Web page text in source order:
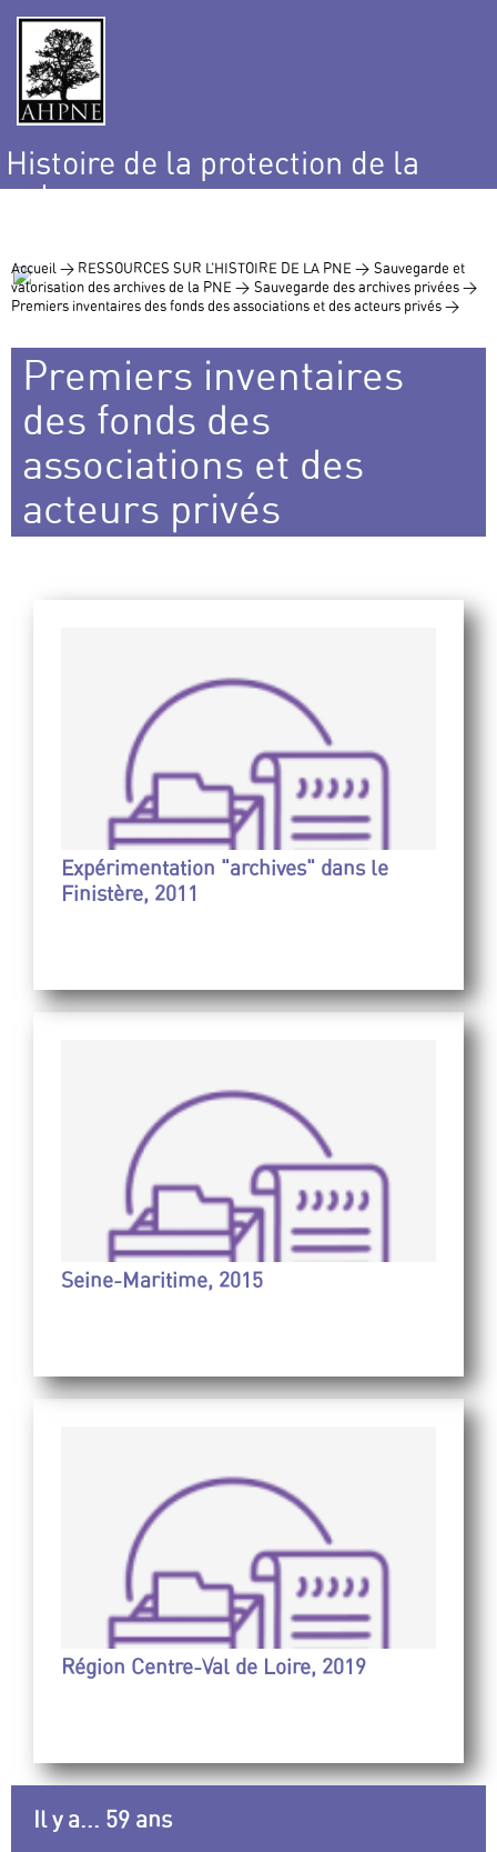
Histoire de la protection de la
nature
Accueil > RESSOURCES SUR L’HISTOIRE DE LA PNE > Sauvegarde et
valorisation des archives de la PNE > Sauvegarde des archives privées >
Premiers inventaires des fonds des associations et des acteurs privés >
Premiers inventaires
des fonds des
associations et des
acteurs privés
Expérimentation "archives" dans le
Finistère, 2011
Seine-Maritime, 2015
Région Centre-Val de Loire, 2019
Il y a... 59 ans